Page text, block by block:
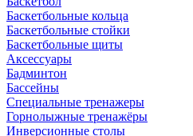
Баскетбольные кольца
Баскетбольные стойки
Баскетбольные щиты
Аксессуары
Бадминтон
Бассейны
Специальные тренажеры
Горнолыжные тренажёры
Инверсионные столы